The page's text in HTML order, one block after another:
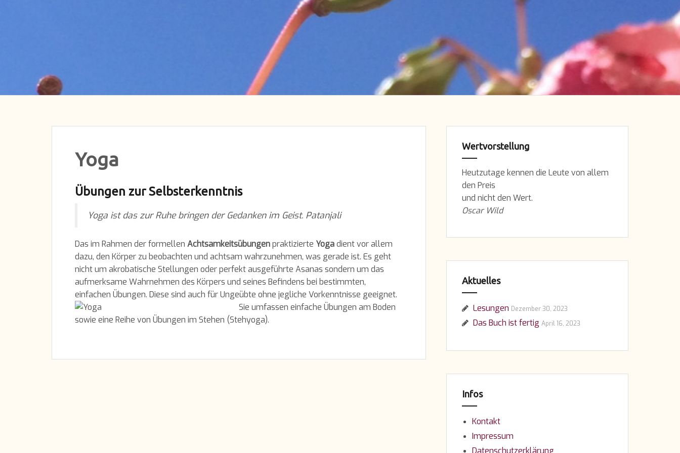
Yoga
Übungen zur Selbsterkenntnis
Yoga ist das zur Ruhe bringen der Gedanken im Geist. Patanjali
Das im Rahmen der formellen Achtsamkeitsübungenpraktizierte Yogadient vor allem
dazu, den Körper zu beobachten und achtsam wahrzunehmen, was gerade ist. Es geht
nicht um akrobatische Stellungen oder perfekt ausgeführte Asanas sondern um das
aufmerksame Wahrnehmen des Körpers und seines Befindens bei bestimmten,
einfachen Übungen. Diese sind auch für Ungeübte ohne jegliche Vorkenntnisse geeignet.
Sie umfassen einfache Übungen am Boden
sowie eine Reihe von Übungen im Stehen (Stehyoga).
Wertvorstellung
Heutzutage kennen die Leute von allem
den Preis
und nicht den Wert.
Oscar Wild
Aktuelles
Lesungen Dezember 30, 2023
Das Buch ist fertig April 16, 2023
Infos
Kontakt
Impressum
Datenschutzerklärung